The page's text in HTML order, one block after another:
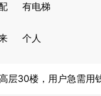
有电梯
个人
层30楼，用户急需用